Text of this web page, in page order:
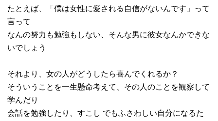
たとえば、「僕は女性に愛される自信がないんです」って
言って
なんの努力も勉強もしない、そんな男に彼女なんかできな
いでしょう
それより、女の人がどうしたら喜んでくれるか？
そういうことを一生懸命考えて、その人のことを観察して
学んだり
会話を勉強したり、すこし でもふさわしい自分になるた